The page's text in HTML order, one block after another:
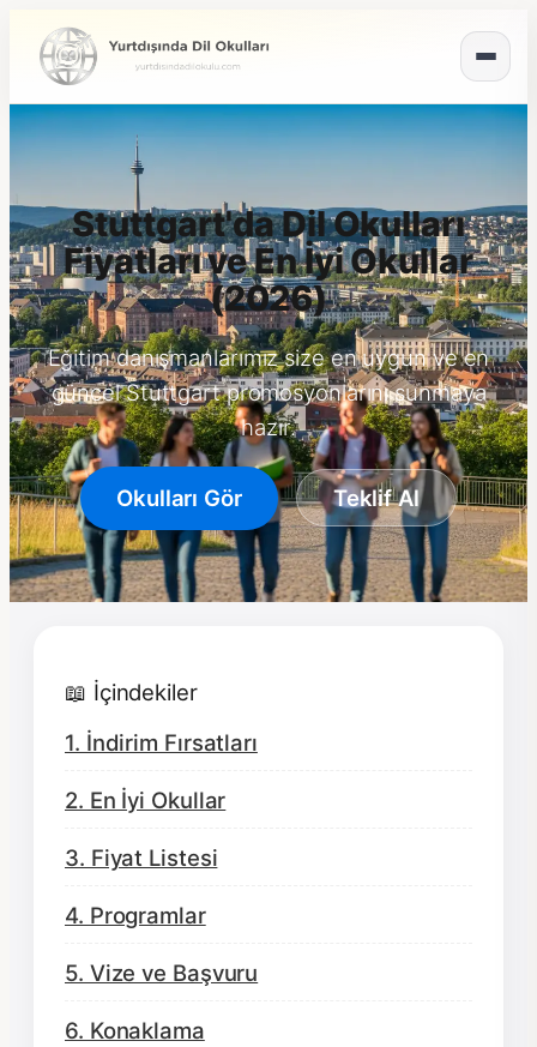
Stuttgart'da Dil Okulları
Fiyatları ve En İyi Okullar
(2026)
Eğitim danışmanlarımız size en uygun ve en
güncel Stuttgart promosyonlarını sunmaya
hazır.
Okulları Gör Teklif Al
📖 İçindekiler
1. İndirim Fırsatları
2. En İyi Okullar
3. Fiyat Listesi
4. Programlar
5. Vize ve Başvuru
6. Konaklama